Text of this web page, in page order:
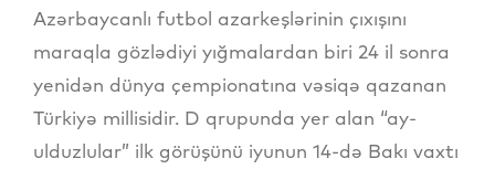
Azərbaycanlı futbol azarkeşlərinin çıxışını
maraqla gözlədiyi yığmalardan biri 24 il sonra
yenidən dünya çempionatına vəsiqə qazanan
Türkiyə millisidir. D qrupunda yer alan “ay-
ulduzlular” ilk görüşünü iyunun 14-də Bakı vaxtı